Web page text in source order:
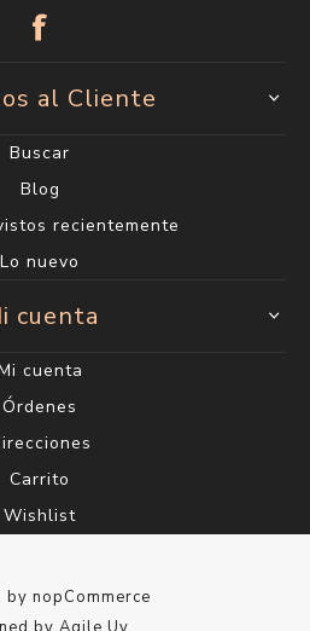
al Cliente
Buscar
Blog
recientemente
Lo nuevo
cuenta
cuenta
Órdenes
Carrito
Wishlist
by nopCommerce